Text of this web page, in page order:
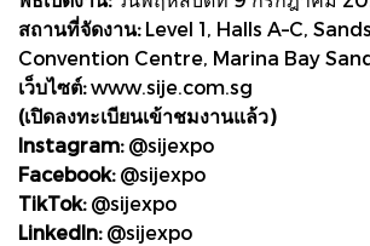
สถานที่จัดงาน:Level 1, Halls A–C,
Convention Centre, Marina Bay
เว็บไซต์:www.sije.com.sg
(เปิดลงทะเบียนเข้าชมงานแล้ว)
Instagram:@sijexpo
Facebook:@sijexpo
TikTok:@sijexpo
LinkedIn:@sijexpo